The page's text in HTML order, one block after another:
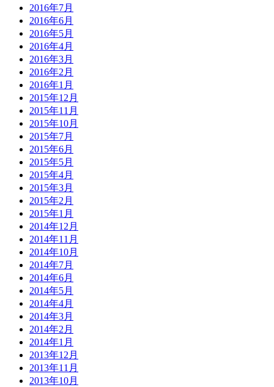
2016年7月
2016年6月
2016年5月
2016年4月
2016年3月
2016年2月
2016年1月
2015年12月
2015年11月
2015年10月
2015年7月
2015年6月
2015年5月
2015年4月
2015年3月
2015年2月
2015年1月
2014年12月
2014年11月
2014年10月
2014年7月
2014年6月
2014年5月
2014年4月
2014年3月
2014年2月
2014年1月
2013年12月
2013年11月
2013年10月